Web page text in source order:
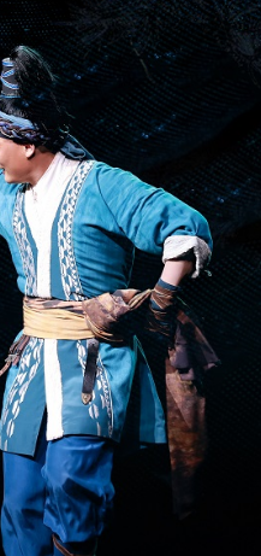
有權自主選擇合作夥伴
統邁向現代
936億
新篇章
有權自主選擇合作夥伴